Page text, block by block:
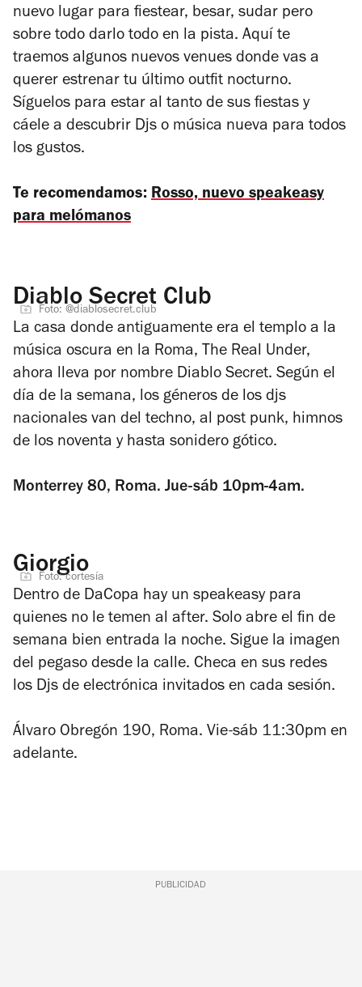
nuevo lugar para fiestear, besar, sudar pero
sobre todo darlo todo en la pista. Aquí te
traemos algunos nuevos venues donde vas a
querer estrenar tu último outfit nocturno.
Síguelos para estar al tanto de sus fiestas y
cáele a descubrir Djs o música nueva para todos
los gustos.
Te recomendamos: Rosso, nuevo speakeasy
para melómanos
Diablo Secret Club
Foto: @diablosecret.club
La casa donde antiguamente era el templo a la
música oscura en la Roma, The Real Under,
ahora lleva por nombre Diablo Secret. Según el
día de la semana, los géneros de los djs
nacionales van del techno, al post punk, himnos
de los noventa y hasta sonidero gótico.
Monterrey 80, Roma. Jue-sáb 10pm-4am.
Giorgio
Foto: cortesía
Dentro de DaCopa hay un speakeasy para
quienes no le temen al after. Solo abre el fin de
semana bien entrada la noche. Sigue la imagen
del pegaso desde la calle. Checa en sus redes
los Djs de electrónica invitados en cada sesión.
Álvaro Obregón 190, Roma. Vie-sáb 11:30pm en
adelante.
PUBLICIDAD